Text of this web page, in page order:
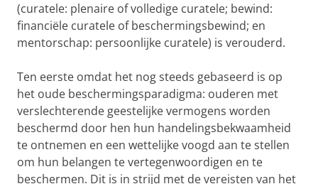
(curatele: plenaire of volledige curatele; bewind:
financiële curatele of beschermingsbewind; en
mentorschap: persoonlijke curatele) is verouderd.
Ten eerste omdat het nog steeds gebaseerd is op
het oude beschermingsparadigma: ouderen met
verslechterende geestelijke vermogens worden
beschermd door hen hun handelingsbekwaamheid
te ontnemen en een wettelijke voogd aan te stellen
om hun belangen te vertegenwoordigen en te
beschermen. Dit is in strijd met de vereisten van het